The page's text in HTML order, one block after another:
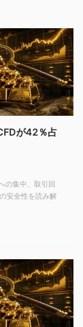
プラットフォー
ます。
力のあるスプレッ
いやすい包括的
には豊富な教育
に、capital.com
が利用可能で
ダーはより多く
しれません。
ています。
号通貨、ESG
トゥルメンツを
が42％占
の集中、取引回
安全性を読み解